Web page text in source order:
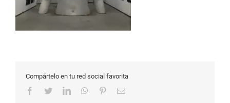
Compártelo en tu red social favorita
Facebook
TwitterLinkedInWhatsApp
PinterestCorreo